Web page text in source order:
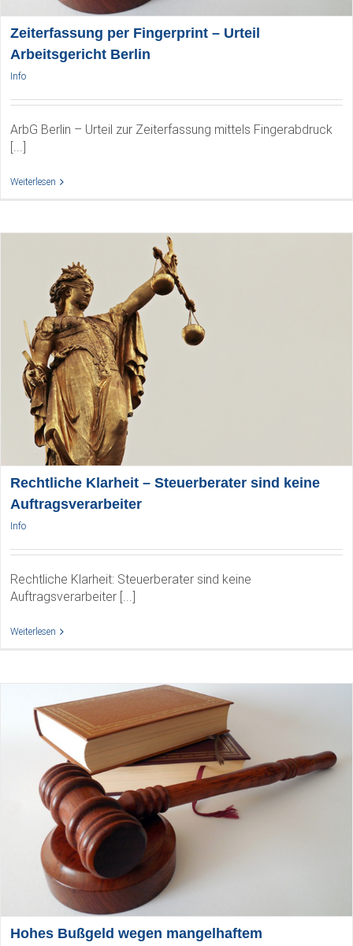
Zeiterfassung per Fingerprint – Urteil
Arbeitsgericht Berlin
Info
ArbG Berlin – Urteil zur Zeiterfassung mittels Fingerabdruck
[...]
Weiterlesen
Rechtliche Klarheit – Steuerberater sind keine
Auftragsverarbeiter
Info
Rechtliche Klarheit: Steuerberater sind keine
Auftragsverarbeiter [...]
Weiterlesen
Hohes Bußgeld wegen mangelhaftem